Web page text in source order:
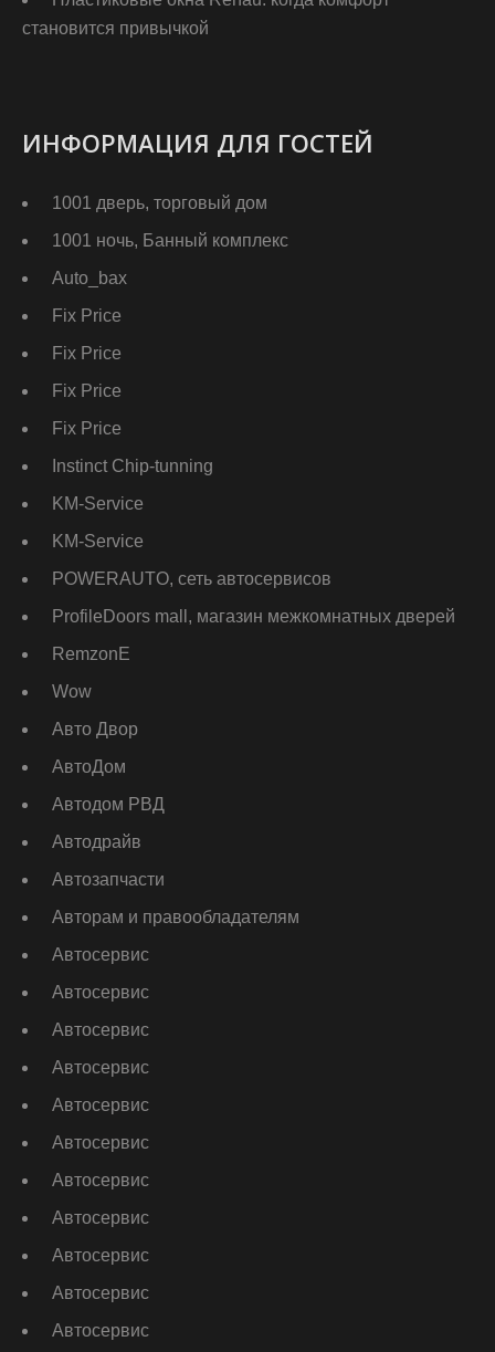
становится привычкой
ИНФОРМАЦИЯ ДЛЯ ГОСТЕЙ
1001 дверь, торговый дом
1001 ночь, Банный комплекс
Auto_bax
Fix Price
Fix Price
Fix Price
Fix Price
Instinct Chip-tunning
KM-Service
KM-Service
POWERAUTO, сеть автосервисов
ProfileDoors mall, магазин межкомнатных дверей
RemzonE
Wow
Авто Двор
АвтоДом
Автодом РВД
Автодрайв
Автозапчасти
Авторам и правообладателям
Автосервис
Автосервис
Автосервис
Автосервис
Автосервис
Автосервис
Автосервис
Автосервис
Автосервис
Автосервис
Автосервис